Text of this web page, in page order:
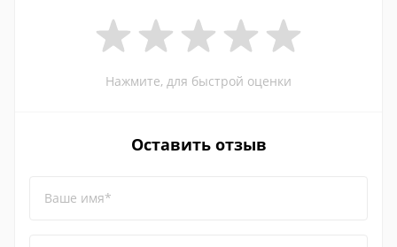
Нажмите, для быстрой оценки
Оставить отзыв
Ваше имя*